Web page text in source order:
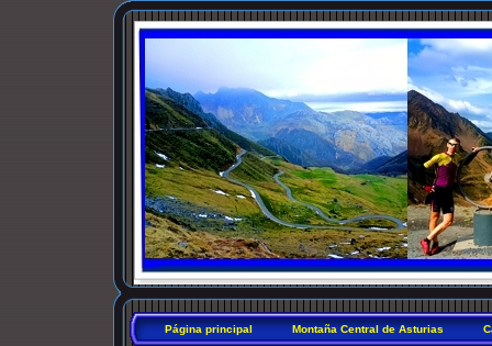
Página principal Montaña Central de Asturias